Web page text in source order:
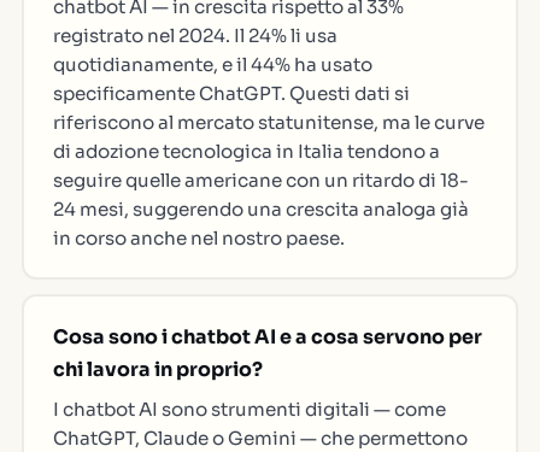
chatbot AI — in crescita rispetto al 33%
registrato nel 2024. Il 24% li usa
quotidianamente, e il 44% ha usato
specificamente ChatGPT. Questi dati si
riferiscono al mercato statunitense, ma le curve
di adozione tecnologica in Italia tendono a
seguire quelle americane con un ritardo di 18-
24 mesi, suggerendo una crescita analoga già
in corso anche nel nostro paese.
Cosa sono i chatbot AI e a cosa servono per
chi lavora in proprio?
I chatbot AI sono strumenti digitali — come
ChatGPT, Claude o Gemini — che permettono